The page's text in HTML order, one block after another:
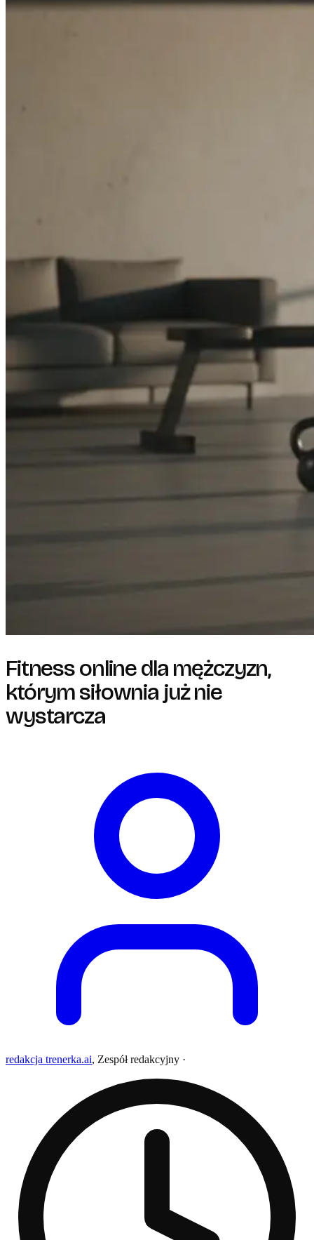
Fitness online dla mężczyzn,
którym siłownia już nie
wystarcza
redakcja trenerka.ai, Zespół redakcyjny ·